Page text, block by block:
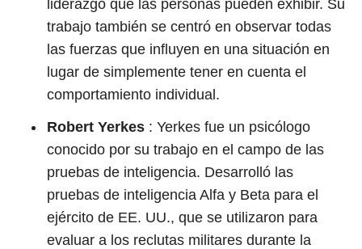
liderazgo que las personas pueden exhibir. Su
trabajo también se centró en observar todas
las fuerzas que influyen en una situación en
lugar de simplemente tener en cuenta el
comportamiento individual.
Robert Yerkes : Yerkes fue un psicólogo
conocido por su trabajo en el campo de las
pruebas de inteligencia. Desarrolló las
pruebas de inteligencia Alfa y Beta para el
ejército de EE. UU., que se utilizaron para
evaluar a los reclutas militares durante la